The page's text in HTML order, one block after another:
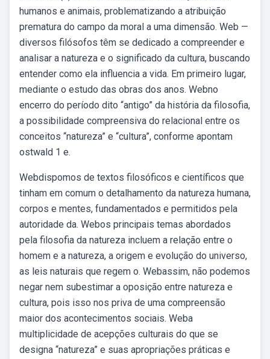
humanos e animais, problematizando a atribuição
prematura do campo da moral a uma dimensão. Web —
diversos filósofos têm se dedicado a compreender e
analisar a natureza e o significado da cultura, buscando
entender como ela influencia a vida. Em primeiro lugar,
mediante o estudo das obras dos anos. Webno
encerro do período dito “antigo” da história da filosofia,
a possibilidade compreensiva do relacional entre os
conceitos “natureza” e “cultura”, conforme apontam
ostwald 1 e.
Webdispomos de textos filosóficos e científicos que
tinham em comum o detalhamento da natureza humana,
corpos e mentes, fundamentados e permitidos pela
autoridade da. Webos principais temas abordados
pela filosofia da natureza incluem a relação entre o
homem e a natureza, a origem e evolução do universo,
as leis naturais que regem o. Webassim, não podemos
negar nem subestimar a oposição entre natureza e
cultura, pois isso nos priva de uma compreensão
maior dos acontecimentos sociais. Weba
multiplicidade de acepções culturais do que se
designa “natureza” e suas apropriações práticas e